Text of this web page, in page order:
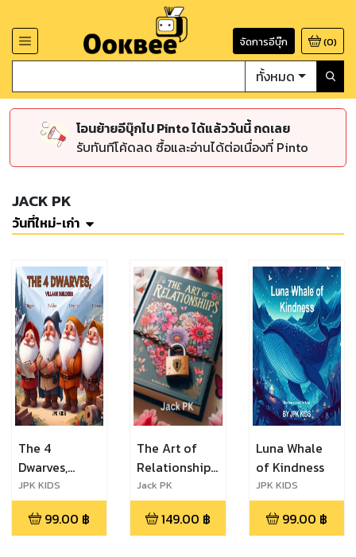
จัดการอีบุ๊ก (0)
ทั้งหมด
โอนย้ายอีบุ๊กไป Pinto ได้แล้ววันนี้ กดเลย
รับทันทีโค้ดลด ซื้อและอ่านได้ต่อเนื่องที่ Pinto
JACK PK
วันที่ใหม่-เก่า
The 4
Dwarves,
Village
Builders
JPK KIDS
99.00 ฿
The Art of
Relationships
ศิลปะแห่งความ
สัมพันธ์
Jack PK
149.00 ฿
Luna Whale
of Kindness
JPK KIDS
99.00 ฿